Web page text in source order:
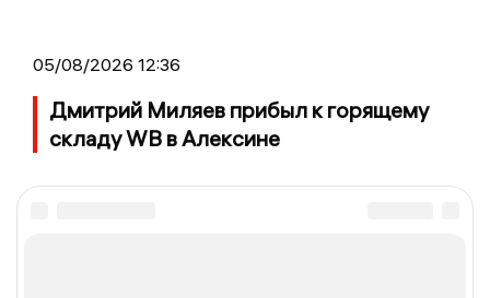
05/08/2026 12:36
Дмитрий Миляев прибыл к горящему
складу WB в Алексине